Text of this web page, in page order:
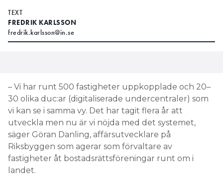
Elias
Fransson
systemen får korrekt information.
– Annars kan det bli som för DCL, den nya EU-
De nya energiprestandakraven riskerar också att
göra en del teknik svårare att använda, menar Elias
Fransson. Det gäller framför allt system som är låsta
och inte kan kommunicera med andra system.
Hans kollega Björn Johansson, arbetsledare hos El
& Ljusteknik i Skåne, tror också att det kan bli svårt
för system som är låsta till sina egna produkter. Det
gäller främst en del trådlöst styrd belysning – till
TEXT
FREDRIK KARLSSON
fredrik.karlsson@in.se
– Vi har runt 500 fastigheter uppkopplade och 20–
30 olika duc:ar (digitaliserade undercentraler) som
vi kan se i samma vy. Det har tagit flera år att
utveckla men nu är vi nöjda med det systemet,
säger Göran Danling, affärsutvecklare på
Riksbyggen som agerar som förvaltare av
fastigheter åt bostadsrättsföreningar runt om i
landet.